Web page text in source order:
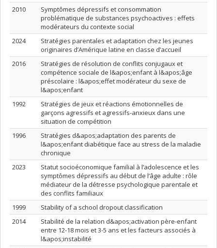
2010
Symptômes dépressifs et consommation
problématique de substances psychoactives : effets
modérateurs du contexte social
2024
Stratégies parentales et adaptation chez les jeunes
originaires d’Amérique latine en classe d’accueil
2016
Stratégies de résolution de conflits conjugaux et
compétence sociale de l&apos;enfant à l&apos;âge
préscolaire : l&apos;effet modérateur du sexe de
l&apos;enfant
1992
Stratégies de jeux et réactions émotionnelles de
garçons agressifs et agressifs-anxieux dans une
situation de compétition
1996
Stratégies d&apos;adaptation des parents de
l&apos;enfant diabétique face au stress de la maladie
chronique
2023
Statut socioéconomique familial à l’adolescence et les
symptômes dépressifs au début de l’âge adulte : rôle
médiateur de la détresse psychologique parentale et
des conflits familiaux
1999
Stability of a school dropout classification
2014
Stabilité de la relation d&apos;activation père-enfant
entre 12-18 mois et 3-5 ans et les facteurs associés à
l&apos;instabilité